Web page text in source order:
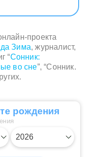
проекта
Зима, журналист,
“Сонник:
во сне”, “Сонник.
рождения